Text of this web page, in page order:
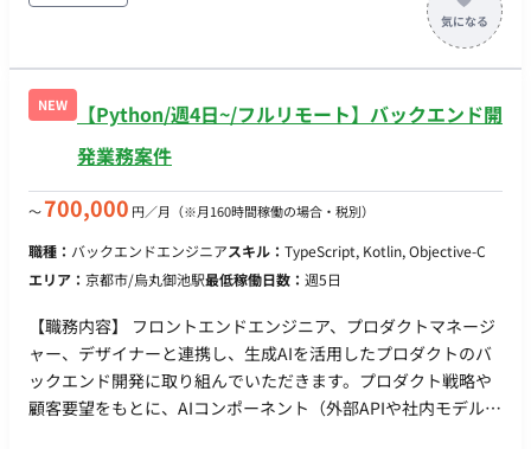
NEW
【Python/週4日~/フルリモート】バックエンド開
発業務案件
〜700,000 円／月 （※月160時間稼働の場合・税別）
職種： バックエンドエンジニアスキル： TypeScript, Kotlin, Objective-C
エリア： 京都市/烏丸御池駅最低稼働日数： 週5日
【職務内容】 フロントエンドエンジニア、プロダクトマネージ
ャー、デザイナーと連携し、生成AIを活用したプロダクトのバ
ックエンド開発に取り組んでいただきます。プロダクト戦略や
顧客要望をもとに、AIコンポーネント（外部APIや社内モデル）